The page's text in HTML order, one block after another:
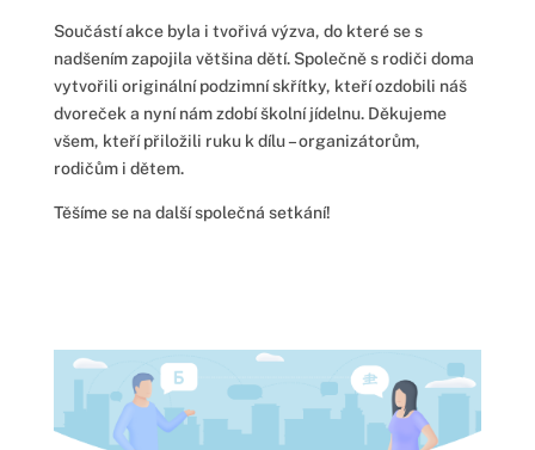
Součástí akce byla i tvořivá výzva, do které se s
nadšením zapojila většina dětí. Společně s rodiči doma
vytvořili originální podzimní skřítky, kteří ozdobili náš
dvoreček a nyní nám zdobí školní jídelnu. Děkujeme
všem, kteří přiložili ruku k dílu – organizátorům,
rodičům i dětem.
Těšíme se na další společná setkání!